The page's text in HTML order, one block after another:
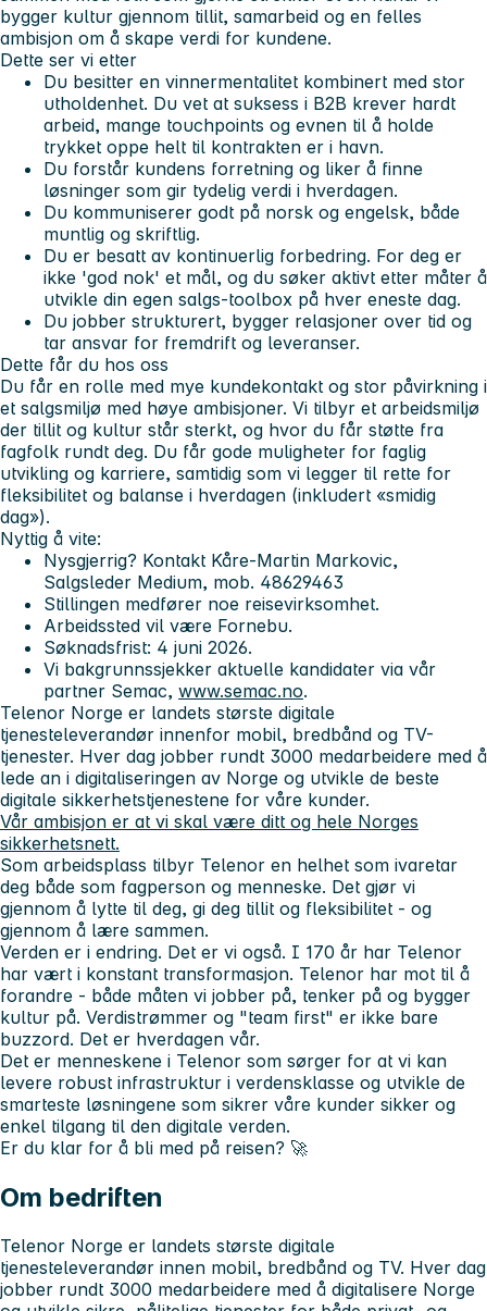
bygger kultur gjennom tillit, samarbeid og en felles
ambisjon om å skape verdi for kundene.
Dette ser vi etter
Du besitter en vinnermentalitet kombinert med stor
utholdenhet. Du vet at suksess i B2B krever hardt
arbeid, mange touchpoints og evnen til å holde
trykket oppe helt til kontrakten er i havn.
Du forstår kundens forretning og liker å finne
løsninger som gir tydelig verdi i hverdagen.
Du kommuniserer godt på norsk og engelsk, både
muntlig og skriftlig.
Du er besatt av kontinuerlig forbedring. For deg er
ikke 'god nok' et mål, og du søker aktivt etter måter å
utvikle din egen salgs-toolbox på hver eneste dag.
Du jobber strukturert, bygger relasjoner over tid og
tar ansvar for fremdrift og leveranser.
Dette får du hos oss
Du får en rolle med mye kundekontakt og stor påvirkning i
et salgsmiljø med høye ambisjoner. Vi tilbyr et arbeidsmiljø
der tillit og kultur står sterkt, og hvor du får støtte fra
fagfolk rundt deg. Du får gode muligheter for faglig
utvikling og karriere, samtidig som vi legger til rette for
fleksibilitet og balanse i hverdagen (inkludert «smidig
dag»).
Nyttig å vite:
Nysgjerrig? Kontakt Kåre-Martin Markovic,
Salgsleder Medium, mob. 48629463
Stillingen medfører noe reisevirksomhet.
Arbeidssted vil være Fornebu.
Søknadsfrist: 4 juni 2026.
Vi bakgrunnssjekker aktuelle kandidater via vår
partner Semac, www.semac.no.
Telenor Norge er landets største digitale
tjenesteleverandør innenfor mobil, bredbånd og TV-
tjenester. Hver dag jobber rundt 3000 medarbeidere med å
lede an i digitaliseringen av Norge og utvikle de beste
digitale sikkerhetstjenestene for våre kunder.
Vår ambisjon er at vi skal være ditt og hele Norges
sikkerhetsnett.
Som arbeidsplass tilbyr Telenor en helhet som ivaretar
deg både som fagperson og menneske. Det gjør vi
gjennom å lytte til deg, gi deg tillit og fleksibilitet - og
gjennom å lære sammen.
Verden er i endring. Det er vi også. I 170 år har Telenor
har vært i konstant transformasjon. Telenor har mot til å
forandre - både måten vi jobber på, tenker på og bygger
kultur på. Verdistrømmer og "team first" er ikke bare
buzzord. Det er hverdagen vår.
Det er menneskene i Telenor som sørger for at vi kan
levere robust infrastruktur i verdensklasse og utvikle de
smarteste løsningene som sikrer våre kunder sikker og
enkel tilgang til den digitale verden.
Er du klar for å bli med på reisen? 🚀
Om bedriften
Telenor Norge er landets største digitale
tjenesteleverandør innen mobil, bredbånd og TV. Hver dag
jobber rundt 3000 medarbeidere med å digitalisere Norge